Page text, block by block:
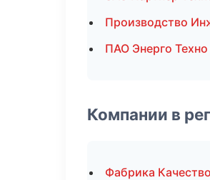
Производство
ПАО Энерго
Компании в
Фабрика